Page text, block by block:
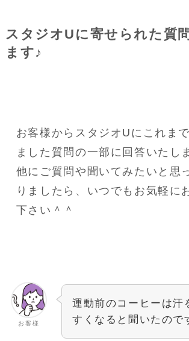
スタジオUに寄せられた質
ます♪
お客様からスタジオUにこれま
ました質問の一部に回答いたし
他にご質問や聞いてみたいと思
りましたら、いつでもお気軽に
下さい＾＾
お客様
運動前のコーヒーは汗
すくなると聞いたので